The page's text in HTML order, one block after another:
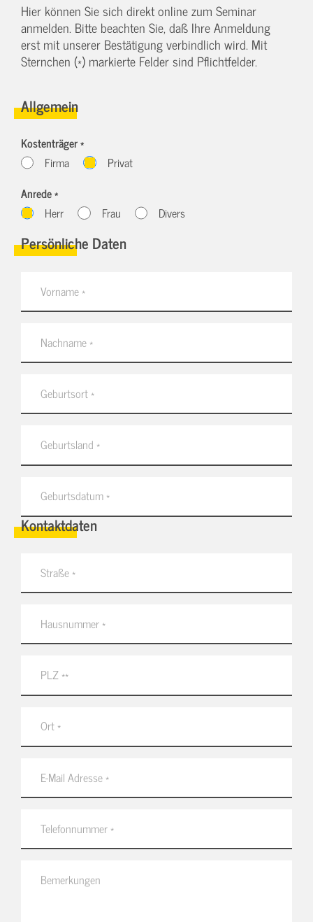
Hier können Sie sich direkt online zum Seminar
anmelden. Bitte beachten Sie, daß Ihre Anmeldung
erst mit unserer Bestätigung verbindlich wird. Mit
Sternchen (*) markierte Felder sind Pflichtfelder.
Allgemein
Kostenträger *
Firma
Privat
Anrede *
Herr
Frau Divers
Persönliche Daten
Kontaktdaten